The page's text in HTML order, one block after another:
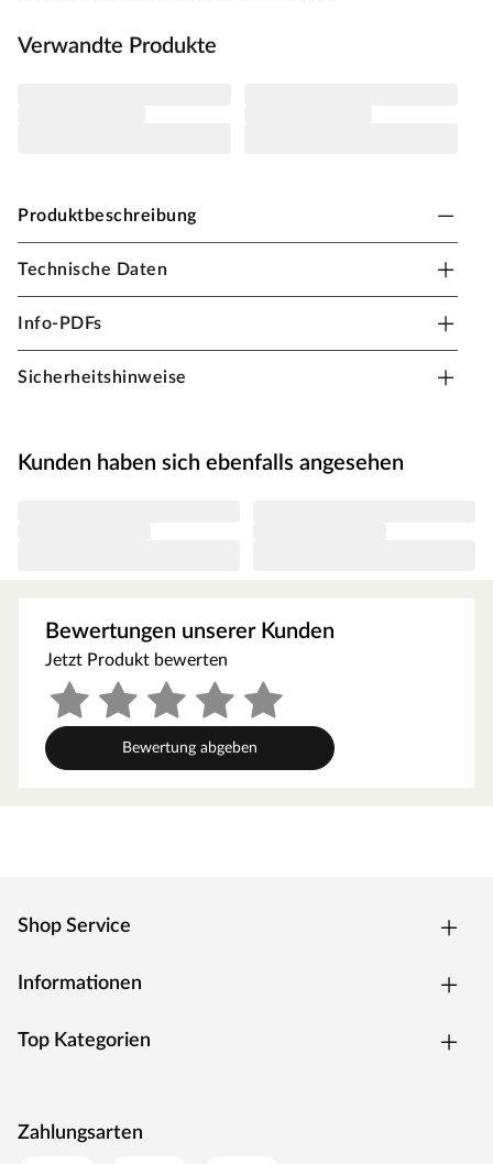
Verwandte Produkte
Produktbeschreibung
PROSTEP Treppenkantenprofil für harte, textile
und elastische Bödenbeläge
Technische Daten
Info-PDFs
Sicherheitshinweise
Kunden haben sich ebenfalls angesehen
Bewertungen unserer Kunden
Jetzt Produkt bewerten
Bewertung abgeben
Shop Service
Informationen
Top Kategorien
Zahlungsarten